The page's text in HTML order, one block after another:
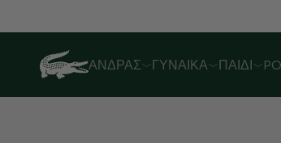
Λόγω αυξημένου
ΆΝΔΡΑΣ ΓΥΝΑΊΚΑ ΠΑΙΔΊ